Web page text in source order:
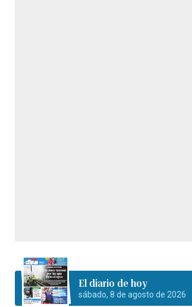
El diario de hoy
sábado, 8 de agosto de 2026